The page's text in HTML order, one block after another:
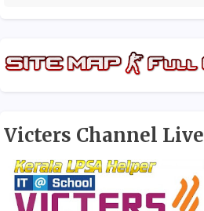
Victers Channel Live